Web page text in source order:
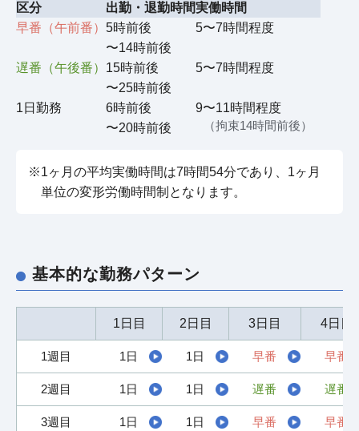
区分 出勤・退勤時間実働時間
早番 （午前番） 5時前後
〜14時前後
5〜7時間程度
遅番 （午後番） 15時前後
〜25時前後
5〜7時間程度
1日勤務
6時前後
〜20時前後
9〜11時間程度
（拘束14時間前後）
※1ヶ月の平均実働時間は7時間54分であり、1ヶ月
単位の変形労働時間制となります。
基本的な勤務パターン
1日目 2日目 3日目 4日目
1週目 1日 1日 早番 早番
2週目 1日 1日 遅番 遅番
3週目 1日 1日 早番 早番